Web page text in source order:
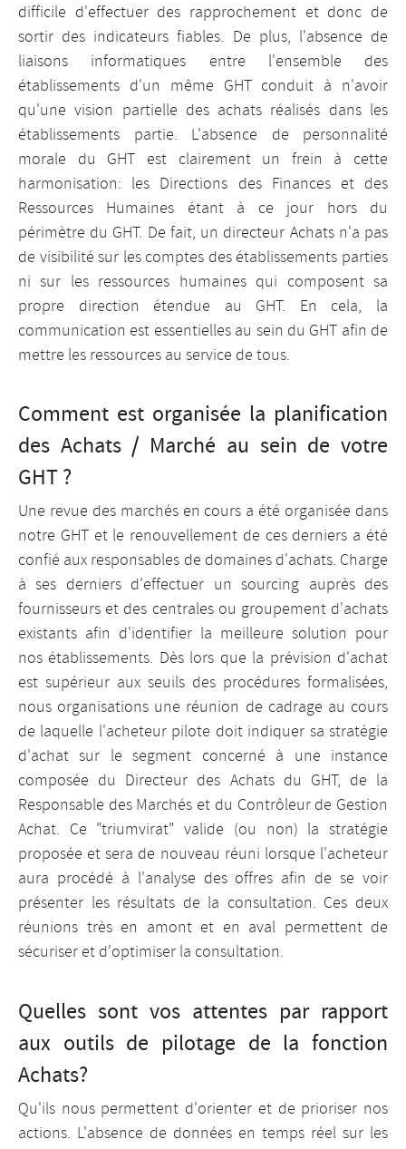
difficile d'effectuer des rapprochement et donc de
sortir des indicateurs fiables. De plus, l'absence de
liaisons informatiques entre l'ensemble des
établissements d'un même GHT conduit à n'avoir
qu'une vision partielle des achats réalisés dans les
établissements partie. L'absence de personnalité
morale du GHT est clairement un frein à cette
harmonisation: les Directions des Finances et des
Ressources Humaines étant à ce jour hors du
périmètre du GHT. De fait, un directeur Achats n'a pas
de visibilité sur les comptes des établissements parties
ni sur les ressources humaines qui composent sa
propre direction étendue au GHT. En cela, la
communication est essentielles au sein du GHT afin de
mettre les ressources au service de tous.
Comment est organisée la planification
des Achats / Marché au sein de votre
GHT ?
Une revue des marchés en cours a été organisée dans
notre GHT et le renouvellement de ces derniers a été
confié aux responsables de domaines d'achats. Charge
à ses derniers d'effectuer un sourcing auprès des
fournisseurs et des centrales ou groupement d'achats
existants afin d'identifier la meilleure solution pour
nos établissements. Dès lors que la prévision d'achat
est supérieur aux seuils des procédures formalisées,
nous organisations une réunion de cadrage au cours
de laquelle l'acheteur pilote doit indiquer sa stratégie
d'achat sur le segment concerné à une instance
composée du Directeur des Achats du GHT, de la
Responsable des Marchés et du Contrôleur de Gestion
Achat. Ce "triumvirat" valide (ou non) la stratégie
proposée et sera de nouveau réuni lorsque l'acheteur
aura procédé à l'analyse des offres afin de se voir
présenter les résultats de la consultation. Ces deux
réunions très en amont et en aval permettent de
sécuriser et d'optimiser la consultation.
Quelles sont vos attentes par rapport
aux outils de pilotage de la fonction
Achats?
Qu'ils nous permettent d'orienter et de prioriser nos
actions. L'absence de données en temps réel sur les